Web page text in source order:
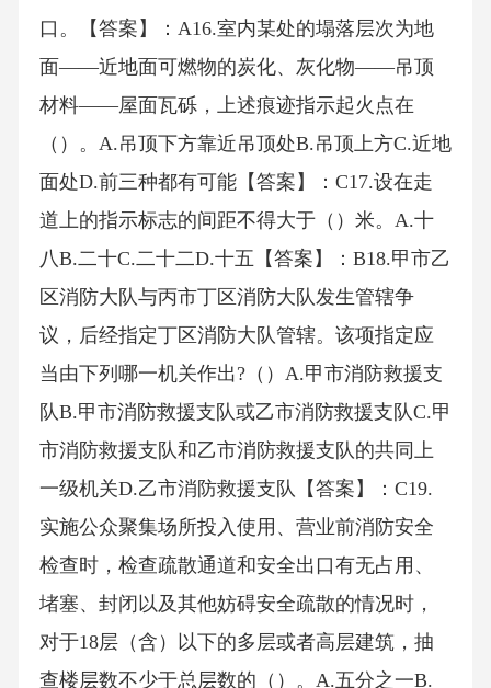
口。【答案】：A16.室内某处的塌落层次为地
面——近地面可燃物的炭化、灰化物——吊顶
材料——屋面瓦砾，上述痕迹指示起火点在
（）。A.吊顶下方靠近吊顶处B.吊顶上方C.近地
面处D.前三种都有可能【答案】：C17.设在走
道上的指示标志的间距不得大于（）米。A.十
八B.二十C.二十二D.十五【答案】：B18.甲市乙
区消防大队与丙市丁区消防大队发生管辖争
议，后经指定丁区消防大队管辖。该项指定应
当由下列哪一机关作出?（）A.甲市消防救援支
队B.甲市消防救援支队或乙市消防救援支队C.甲
市消防救援支队和乙市消防救援支队的共同上
一级机关D.乙市消防救援支队【答案】：C19.
实施公众聚集场所投入使用、营业前消防安全
检查时，检查疏散通道和安全出口有无占用、
堵塞、封闭以及其他妨碍安全疏散的情况时，
对于18层（含）以下的多层或者高层建筑，抽
查楼层数不少于总层数的（）。A.五分之一B.